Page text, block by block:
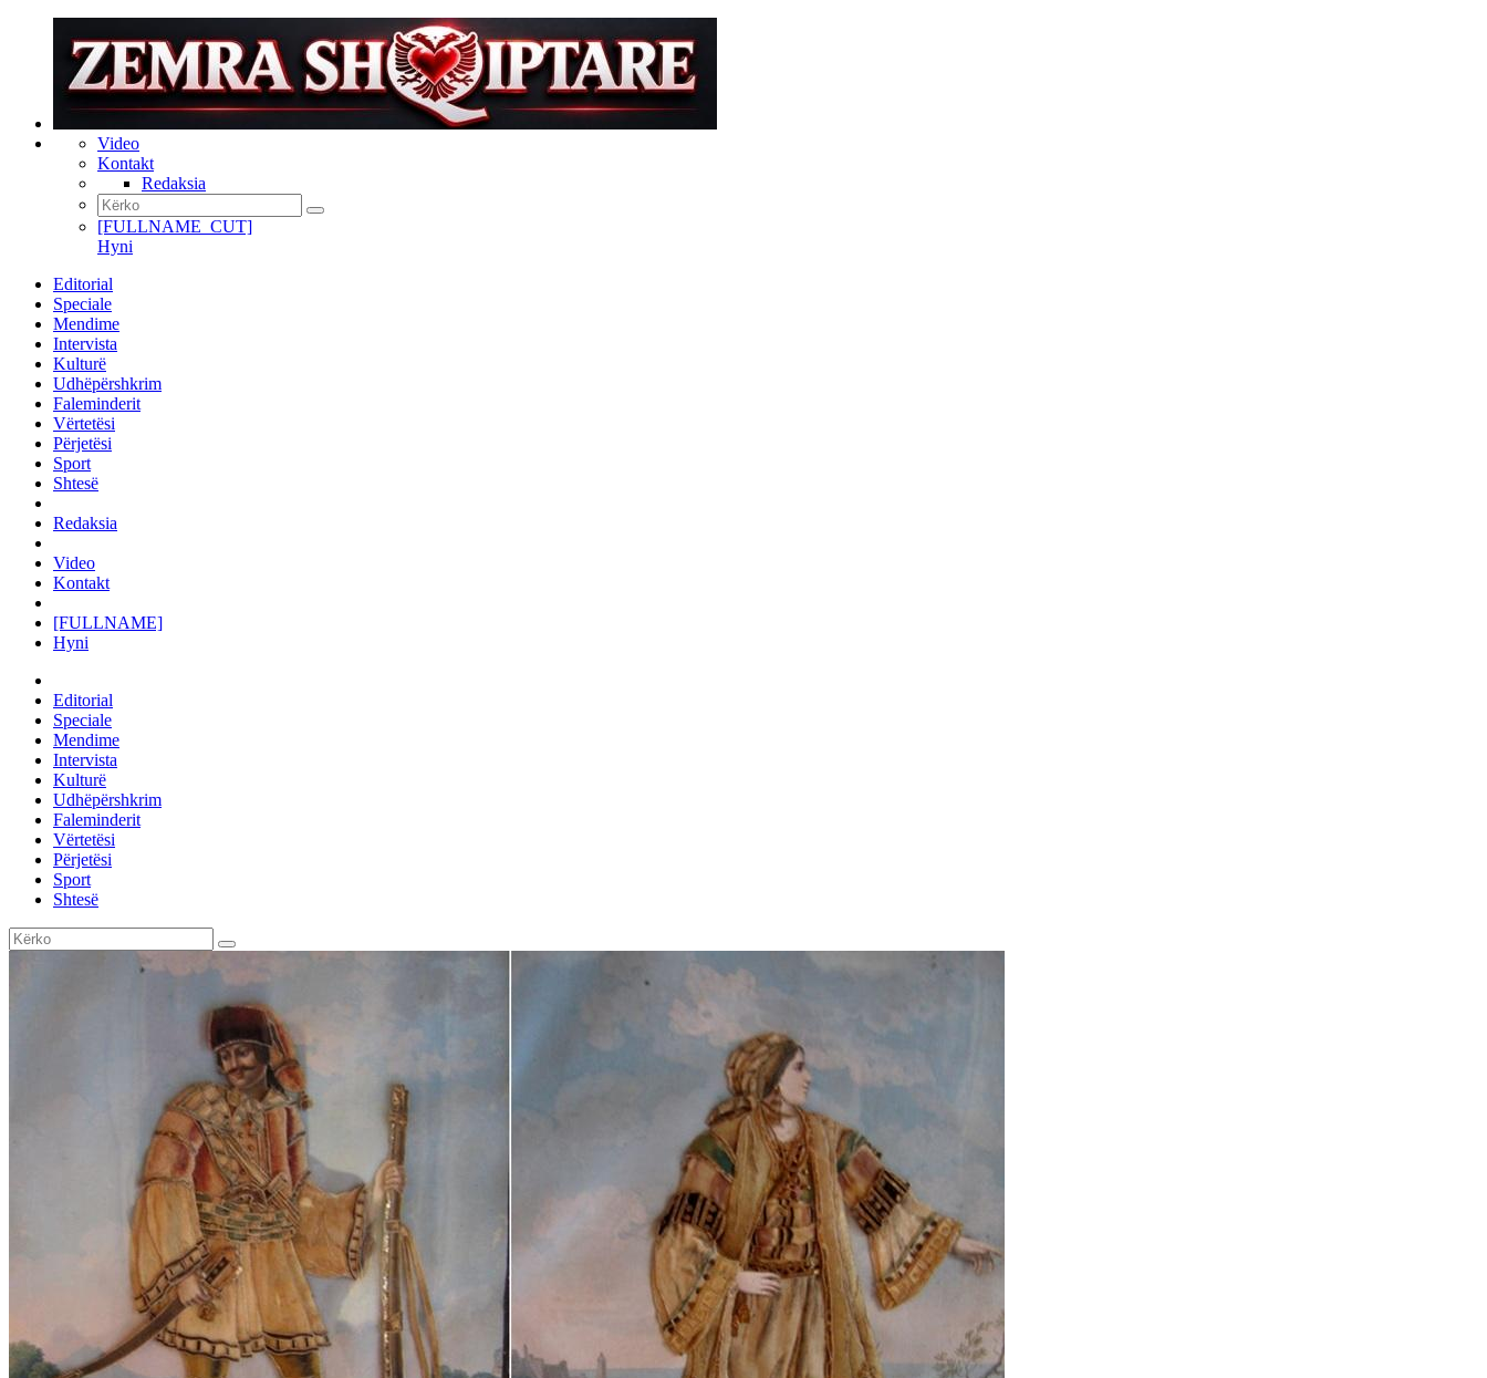
Video
Kontakt
Redaksia
[FULLNAME_CUT]
Hyni
Editorial
Speciale
Mendime
Intervista
Kulturë
Udhëpërshkrim
Faleminderit
Vërtetësi
Përjetësi
Sport
Shtesë
Redaksia
Video
Kontakt
[FULLNAME]
Hyni
Editorial
Speciale
Mendime
Intervista
Kulturë
Udhëpërshkrim
Faleminderit
Vërtetësi
Përjetësi
Sport
Shtesë